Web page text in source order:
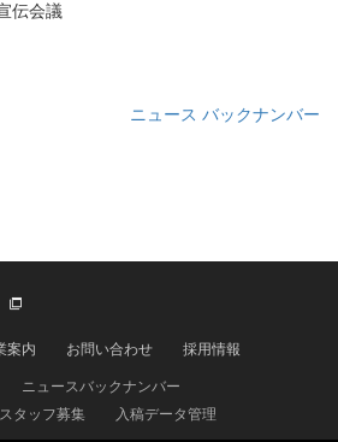
会議
ニュース バックナンバー
案内 お問い合わせ 採用情報
ニュースバックナンバー
タッフ募集 入稿データ管理